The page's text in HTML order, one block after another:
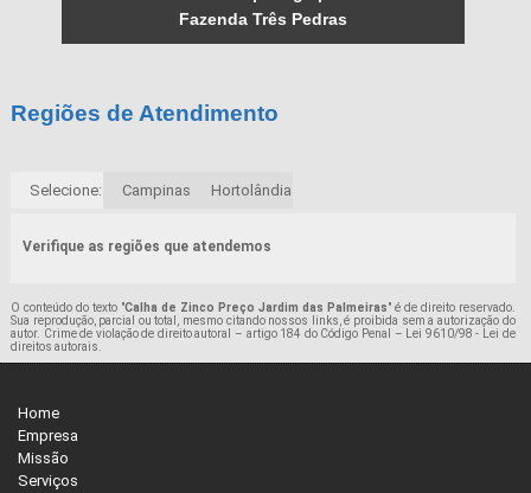
Fazenda Três Pedras
Regiões de Atendimento
Selecione: Campinas Hortolândia
Verifique as regiões que atendemos
O conteúdo do texto "Calha de Zinco Preço Jardim das Palmeiras" é de direito reservado.
Sua reprodução, parcial ou total, mesmo citando nossos links, é proibida sem a autorização do
autor. Crime de violação de direito autoral – artigo 184 do Código Penal –
Lei 9610/98 - Lei de
direitos autorais
Home
Empresa
Missão
Serviços